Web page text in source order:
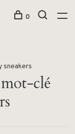
0
sneakers
clé